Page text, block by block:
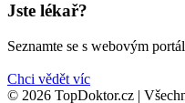
Jste lékař?
Seznamte se s webovým
Chci vědět víc
© 2026 TopDoktor.cz |